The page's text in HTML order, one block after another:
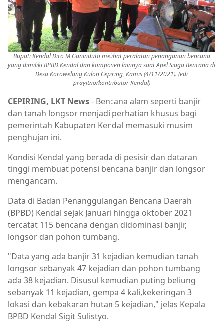
Bupati Kendal Dico M Ganinduto melihat peralatan penanganan bencana
yang dimiliki BPBD Kendal dan komponen lainnya saat Apel Siaga Bencana di
Desa Korowelang Kulon Cepiring, Kamis (4/11/2021). (edi
prayitno/kontributor Kendal)
CEPIRING, LKT News- Bencana alam seperti banjir
dan tanah longsor menjadi perhatian khusus bagi
pemerintah Kabupaten Kendal memasuki musim
penghujan ini.
Kondisi Kendal yang berada di pesisir dan dataran
tinggi membuat potensi bencana banjir dan longsor
mengancam.
Data di Badan Penanggulangan Bencana Daerah
(BPBD) Kendal sejak Januari hingga oktober 2021
tercatat 115 bencana dengan didominasi banjir,
longsor dan pohon tumbang.
"Data yang ada banjir 31 kejadian kemudian tanah
longsor sebanyak 47 kejadian dan pohon tumbang
ada 38 kejadian. Disusul kemudian puting beliung
sebanyak 11 kejadian, gempa 4 kali,kekeringan 3
lokasi dan kebakaran hutan 5 kejadian," jelas Kepala
BPBD Kendal Sigit Sulistyo.